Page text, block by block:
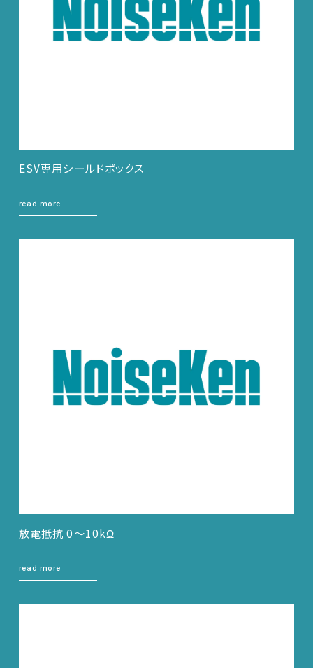
ESV専用シールドボックス
read more
放電抵抗 0～10kΩ
read more